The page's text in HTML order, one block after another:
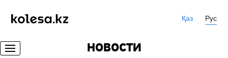
Қаз Рус
НОВОСТИ